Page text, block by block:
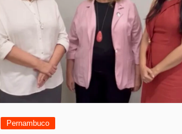
Pernambuco